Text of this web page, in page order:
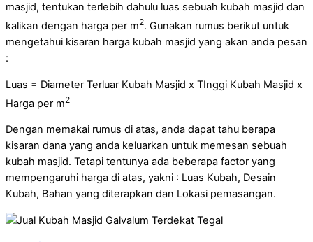
masjid, tentukan terlebih dahulu luas sebuah kubah masjid dan
kalikan dengan harga per m2. Gunakan rumus berikut untuk
mengetahui kisaran harga kubah masjid yang akan anda pesan
:
Luas = Diameter Terluar Kubah Masjid x TInggi Kubah Masjid x
Harga per m2
Dengan memakai rumus di atas, anda dapat tahu berapa
kisaran dana yang anda keluarkan untuk memesan sebuah
kubah masjid. Tetapi tentunya ada beberapa factor yang
mempengaruhi harga di atas, yakni : Luas Kubah, Desain
Kubah, Bahan yang diterapkan dan Lokasi pemasangan.